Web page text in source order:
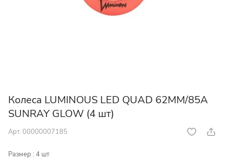
Колеса LUMINOUS LED QUAD 62MM/85A
SUNRAY GLOW (4 шт)
Арт. 00000007185
Размер : 4 шт